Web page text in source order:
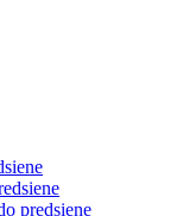
predsiene